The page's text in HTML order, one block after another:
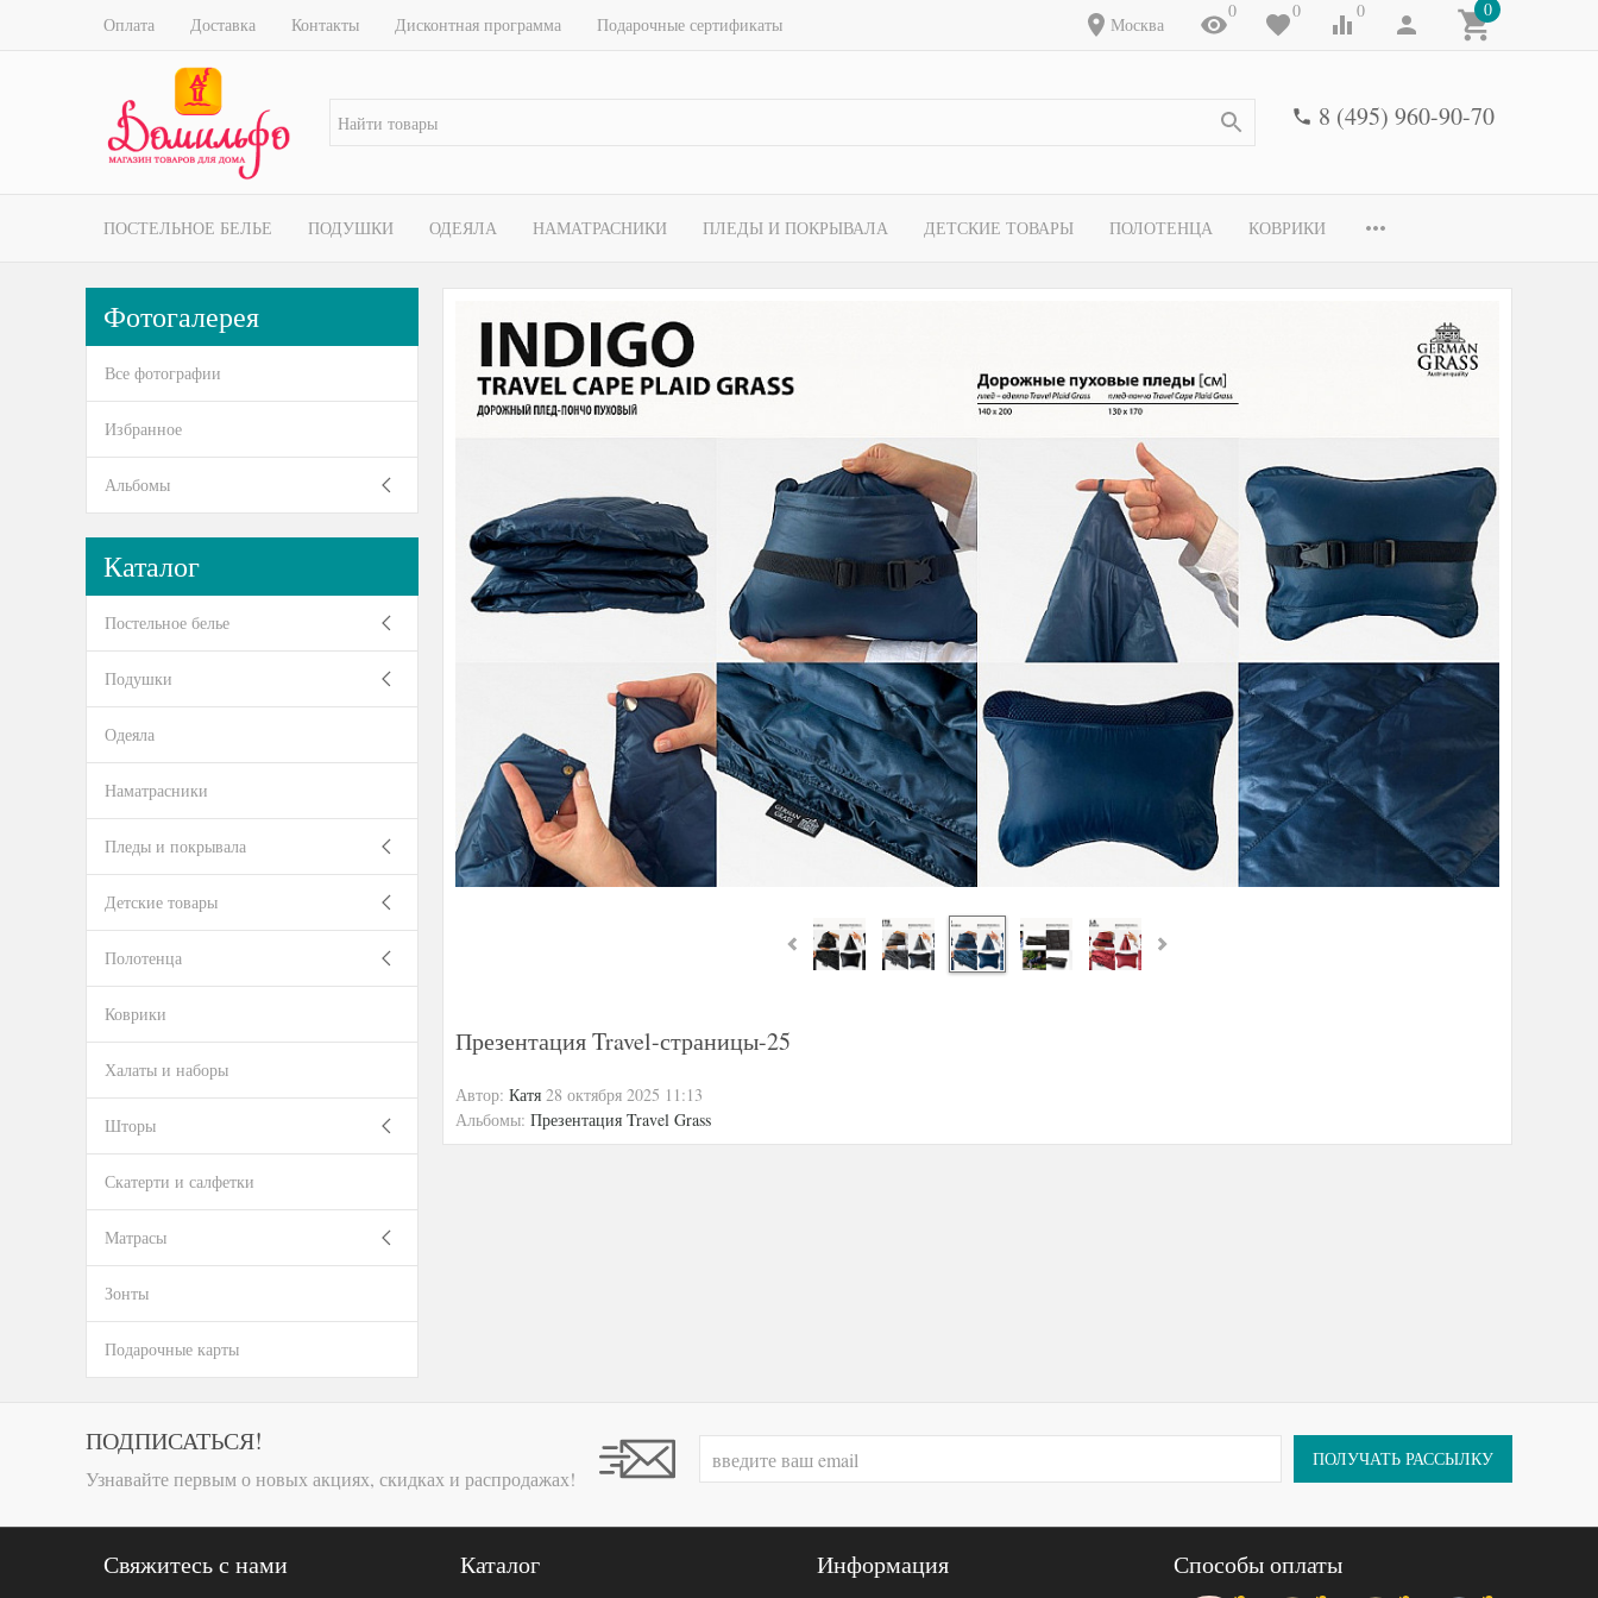
Оплата Доставка Контакты Дисконтная программа Подарочные сертификаты Москва
0 0 0 0
8 (495) 960-90-70
ПОСТЕЛЬНОЕ БЕЛЬЕ ПОДУШКИ ОДЕЯЛА НАМАТРАСНИКИ ПЛЕДЫ И ПОКРЫВАЛА ДЕТСКИЕ ТОВАРЫ ПОЛОТЕНЦА КОВРИКИ
Презентация Travel-страницы-25
Автор: Катя 28 октября 2025 11:13
Альбомы: Презентация Travel Grass
Фотогалерея
Все фотографии
Избранное
Альбомы
Каталог
Постельное белье
Подушки
Одеяла
Наматрасники
Пледы и покрывала
Детские товары
Полотенца
Коврики
Халаты и наборы
Шторы
Скатерти и салфетки
Матрасы
Зонты
Подарочные карты
ПОДПИСАТЬСЯ!
Узнавайте первым о новых акциях, скидках и распродажах!
ПОЛУЧАТЬ РАССЫЛКУ
Свяжитесь с нами Каталог Информация Способы оплаты